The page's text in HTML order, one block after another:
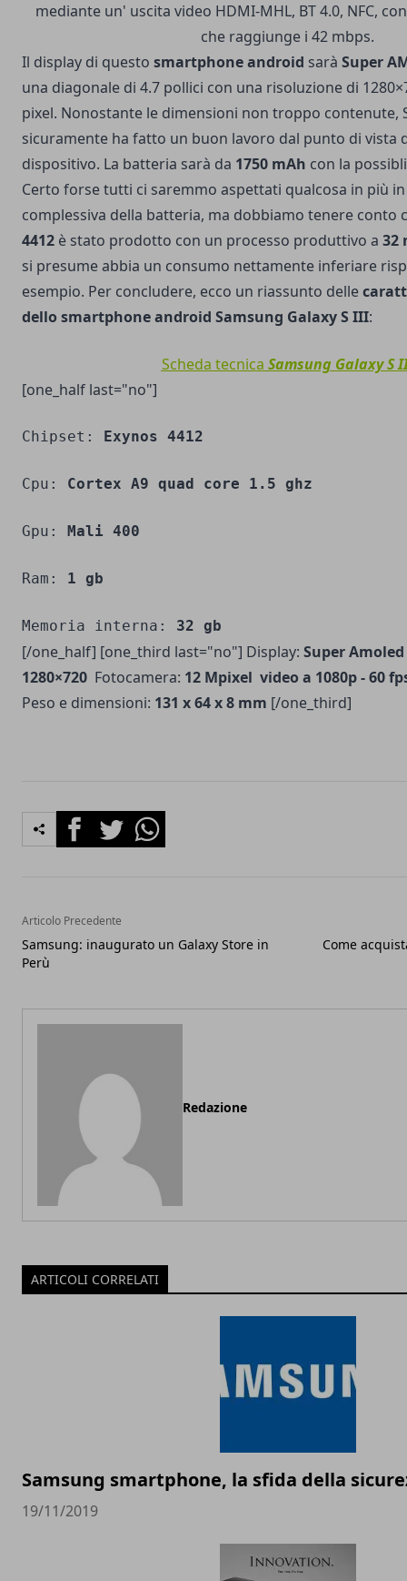
mediante un' uscita video HDMI-MHL, BT 4.0, NFC,
che raggiunge i 42 mbps.
Il display di questo smartphone android sarà Super
una diagonale di 4.7 pollici con una risoluzione di
pixel. Nonostante le dimensioni non troppo contenute,
sicuramente ha fatto un buon lavoro dal punto di vista
dispositivo. La batteria sarà da 1750 mAh con la
Certo forse tutti ci saremmo aspettati qualcosa in più
complessiva della batteria, ma dobbiamo tenere conto
4412 è stato prodotto con un processo produttivo a 32
si presume abbia un consumo nettamente inferiare
esempio. Per concludere, ecco un riassunto delle
dello smartphone android Samsung Galaxy S III:
Scheda tecnica Samsung Galaxy S
[one_half last="no"]
Chipset: Exynos 4412
Cpu: Cortex A9 quad core 1.5 ghz
Gpu: Mali 400
Ram: 1 gb
Memoria interna: 32 gb
[/one_half] [one_third last="no"] Display: Super Amoled
1280×720 Fotocamera: 12 Mpixel video a 1080p - 60
Peso e dimensioni: 131 x 64 x 8 mm [/one_third]
FacebookTwitterWhatsapp
Articolo Precedente
Samsung: inaugurato un Galaxy Store in
Perù
Come
Redazione
ARTICOLI CORRELATI
Samsung smartphone, la sfida della
19/11/2019